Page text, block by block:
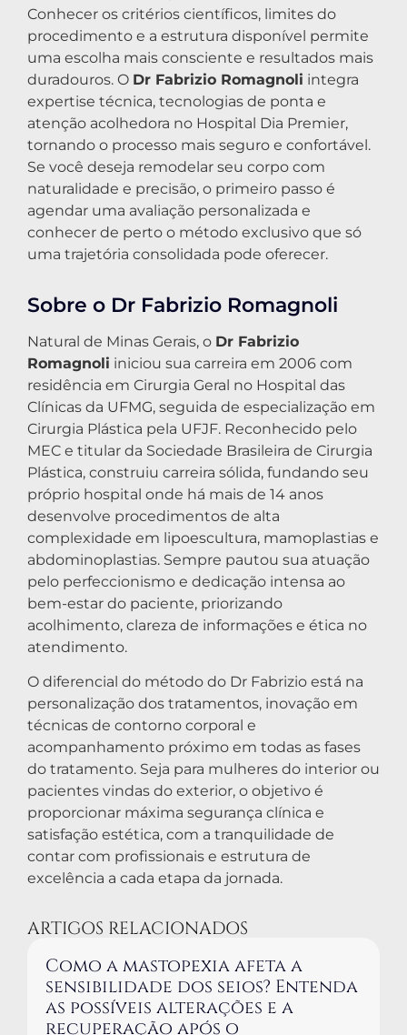
Conhecer os critérios científicos, limites do
procedimento e a estrutura disponível permite
uma escolha mais consciente e resultados mais
duradouros. O Dr Fabrizio Romagnoli integra
expertise técnica, tecnologias de ponta e
atenção acolhedora no Hospital Dia Premier,
tornando o processo mais seguro e confortável.
Se você deseja remodelar seu corpo com
naturalidade e precisão, o primeiro passo é
agendar uma avaliação personalizada e
conhecer de perto o método exclusivo que só
uma trajetória consolidada pode oferecer.
Sobre o Dr Fabrizio Romagnoli
Natural de Minas Gerais, o Dr Fabrizio
Romagnoli iniciou sua carreira em 2006 com
residência em Cirurgia Geral no Hospital das
Clínicas da UFMG, seguida de especialização em
Cirurgia Plástica pela UFJF. Reconhecido pelo
MEC e titular da Sociedade Brasileira de Cirurgia
Plástica, construiu carreira sólida, fundando seu
próprio hospital onde há mais de 14 anos
desenvolve procedimentos de alta
complexidade em lipoescultura, mamoplastias e
abdominoplastias. Sempre pautou sua atuação
pelo perfeccionismo e dedicação intensa ao
bem-estar do paciente, priorizando
acolhimento, clareza de informações e ética no
atendimento.
O diferencial do método do Dr Fabrizio está na
personalização dos tratamentos, inovação em
técnicas de contorno corporal e
acompanhamento próximo em todas as fases
do tratamento. Seja para mulheres do interior ou
pacientes vindas do exterior, o objetivo é
proporcionar máxima segurança clínica e
satisfação estética, com a tranquilidade de
contar com profissionais e estrutura de
excelência a cada etapa da jornada.
ARTIGOS RELACIONADOS
Como a mastopexia afeta a
sensibilidade dos seios? Entenda
as possíveis alterações e a
recuperação após o